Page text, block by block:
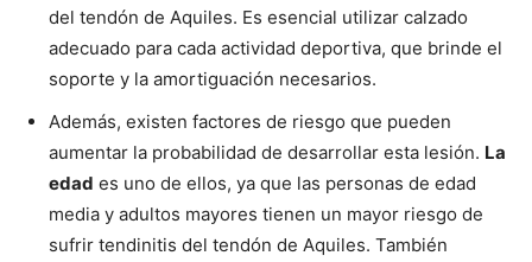
del tendón de Aquiles. Es esencial utilizar calzado
adecuado para cada actividad deportiva, que brinde el
soporte y la amortiguación necesarios.
Además, existen factores de riesgo que pueden
aumentar la probabilidad de desarrollar esta lesión. La
edad es uno de ellos, ya que las personas de edad
media y adultos mayores tienen un mayor riesgo de
sufrir tendinitis del tendón de Aquiles. También